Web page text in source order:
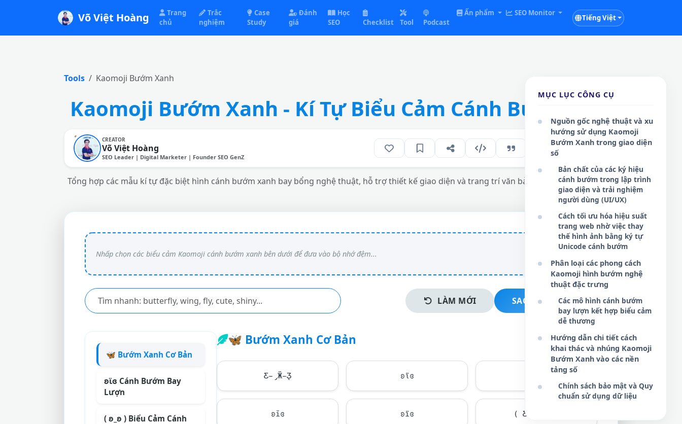
Võ Việt Hoàng
Trang
chủ
Trắc
nghiệm
Case
Study
Đánh
giá
Học
SEO
Checklist Tool Podcast
Ấn phẩm SEO Monitor
Tiếng Việt
Tools Kaomoji Bướm Xanh
Kaomoji Bướm Xanh - Kí Tự Biểu Cảm Cánh Bướm Bay
CREATOR
Võ Việt Hoàng
SEO Leader | Digital Marketer | Founder SEO GenZ
184
Tổng hợp các mẫu kí tự đặc biệt hình cánh bướm xanh bay bổng nghệ thuật, hỗ trợ thiết kế giao diện và trang trí văn bản kĩ thuật số mượt mà.
LÀM MỚI SAO CHÉP NGAY
🦋 Bướm Xanh Cơ Bản
ʚϊɞ Cánh Bướm Bay
Lượn
( ʚ_ʚ ) Biểu Cảm Cánh
🦋 Bướm Xanh Cơ Bản
Ƹ̵̡Ӝ̵̨̄Ʒ ʚϊɞ
ʚĭɞ ʚїɞ ( Ƹ̵̡Ӝ̵̨̄Ʒ )
MỤC LỤC CÔNG CỤ
Nguồn gốc nghệ thuật và xu
hướng sử dụng Kaomoji
Bướm Xanh trong giao diện
số
Bản chất của các ký hiệu
cánh bướm trong lập trình
giao diện và trải nghiệm
người dùng (UI/UX)
Cách tối ưu hóa hiệu suất
trang web nhờ việc thay
thế hình ảnh bằng ký tự
Unicode cánh bướm
Phân loại các phong cách
Kaomoji hình bướm nghệ
thuật đặc trưng
Các mô hình cánh bướm
bay lượn kết hợp biểu cảm
dễ thương
Hướng dẫn chi tiết cách
khai thác và nhúng Kaomoji
Bướm Xanh vào các nền
tảng số
Chính sách bảo mật và Quy
chuẩn sử dụng dữ liệu